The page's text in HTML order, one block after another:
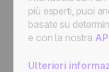
più esperti, puoi
basate su
e con la nostra
Ulteriori